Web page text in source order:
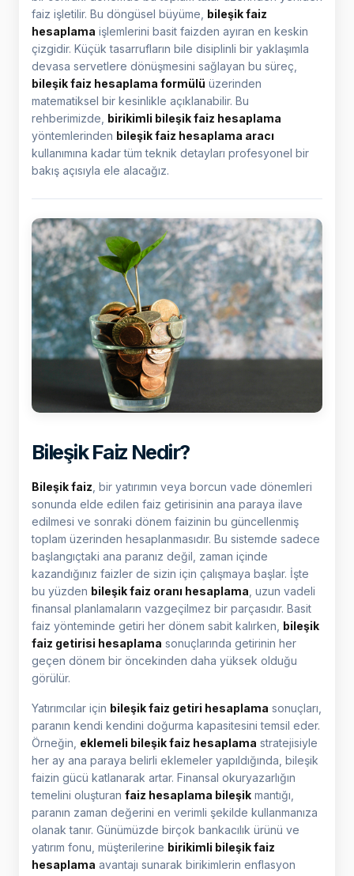
faiz işletilir. Bu döngüsel büyüme, bileşik faiz
hesaplama işlemlerini basit faizden ayıran en keskin
çizgidir. Küçük tasarrufların bile disiplinli bir yaklaşımla
devasa servetlere dönüşmesini sağlayan bu süreç,
bileşik faiz hesaplama formülü üzerinden
matematiksel bir kesinlikle açıklanabilir. Bu
rehberimizde, birikimli bileşik faiz hesaplama
yöntemlerinden bileşik faiz hesaplama aracı
kullanımına kadar tüm teknik detayları profesyonel bir
bakış açısıyla ele alacağız.
Bileşik Faiz Nedir?
Bileşik faiz , bir yatırımın veya borcun vade dönemleri
sonunda elde edilen faiz getirisinin ana paraya ilave
edilmesi ve sonraki dönem faizinin bu güncellenmiş
toplam üzerinden hesaplanmasıdır. Bu sistemde sadece
başlangıçtaki ana paranız değil, zaman içinde
kazandığınız faizler de sizin için çalışmaya başlar. İşte
bu yüzden bileşik faiz oranı hesaplama , uzun vadeli
finansal planlamaların vazgeçilmez bir parçasıdır. Basit
faiz yönteminde getiri her dönem sabit kalırken, bileşik
faiz getirisi hesaplama sonuçlarında getirinin her
geçen dönem bir öncekinden daha yüksek olduğu
görülür.
Yatırımcılar için bileşik faiz getiri hesaplama sonuçları,
paranın kendi kendini doğurma kapasitesini temsil eder.
Örneğin, eklemeli bileşik faiz hesaplama stratejisiyle
her ay ana paraya belirli eklemeler yapıldığında, bileşik
faizin gücü katlanarak artar. Finansal okuryazarlığın
temelini oluşturan faiz hesaplama bileşik mantığı,
paranın zaman değerini en verimli şekilde kullanmanıza
olanak tanır. Günümüzde birçok bankacılık ürünü ve
yatırım fonu, müşterilerine birikimli bileşik faiz
hesaplama avantajı sunarak birikimlerin enflasyon